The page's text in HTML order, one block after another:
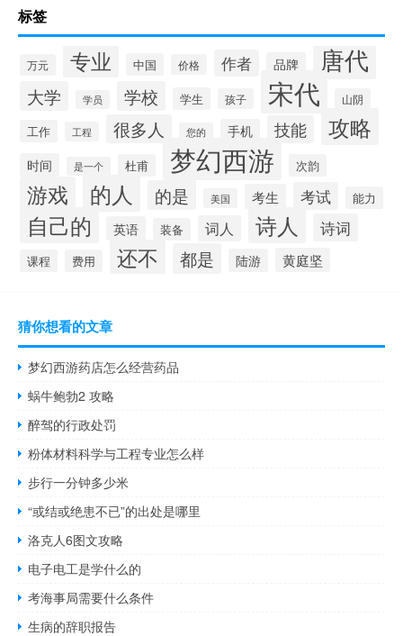
标签
万元 专业 中国 价格 作者 品牌 唐代
大学 学员 学校 学生 孩子 宋代 山阴
工作 工程 很多人 您的 手机 技能 攻略
时间 是一个 杜甫 梦幻西游 次韵
游戏 的人 的是 美国 考生 考试 能力
自己的 英语 装备 词人 诗人 诗词
课程 费用 还不 都是 陆游 黄庭坚
猜你想看的文章
梦幻西游药店怎么经营药品
蜗牛鲍勃2 攻略
醉驾的行政处罚
粉体材料科学与工程专业怎么样
步行一分钟多少米
“或结或绝患不已”的出处是哪里
洛克人6图文攻略
电子电工是学什么的
考海事局需要什么条件
生病的辞职报告